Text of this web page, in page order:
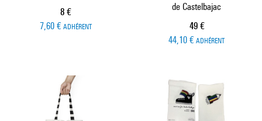
Prix ​​actuel
8 €
7,60 € ADHÉRENT
de Castelbajac
Prix ​​actuel
49 €
44,10 € ADHÉRENT